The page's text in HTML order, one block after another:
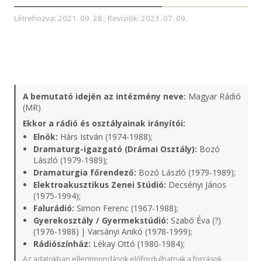
Létrehozva: 2021. 09. 28.; Revíziók: 2023. 07. 09.
A bemutató idején az intézmény neve: Magyar Rádió
(MR)
Ekkor a rádió és osztályainak irányítói:
Elnök: Hárs István (1974-1988);
Dramaturg-igazgató (Drámai Osztály): Bozó
László (1979-1989);
Dramaturgia főrendező: Bozó László (1979-1989);
Elektroakusztikus Zenei Stúdió: Decsényi János
(1975-1994);
Falurádió: Simon Ferenc (1967-1988);
Gyerekosztály / Gyermekstúdió: Szabó Éva (?)
(1976-1988) | Varsányi Anikó (1978-1999);
Rádiószínház: Lékay Ottó (1980-1984);
Az adatokban ellentmondások előfordulhatnak a források